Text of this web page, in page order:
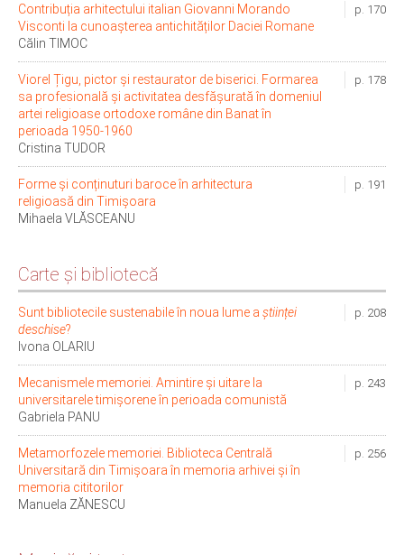
p. 170
Contribuția arhitectului italian Giovanni Morando
Visconti la cunoașterea antichităților Daciei Romane
Călin TIMOC
p. 178
Viorel Țigu, pictor și restaurator de biserici. Formarea
sa profesională și activitatea desfășurată în domeniul
artei religioase ortodoxe române din Banat în
perioada 1950-1960
Cristina TUDOR
p. 191
Forme și conținuturi baroce în arhitectura
religioasă din Timișoara
Mihaela VLĂSCEANU
Carte și bibliotecă
p. 208
Sunt bibliotecile sustenabile în noua lume a științei
deschise?
Ivona OLARIU
p. 243
Mecanismele memoriei. Amintire și uitare la
universitarele timișorene în perioada comunistă
Gabriela PANU
p. 256
Metamorfozele memoriei. Biblioteca Centrală
Universitară din Timişoara în memoria arhivei şi în
memoria cititorilor
Manuela ZĂNESCU